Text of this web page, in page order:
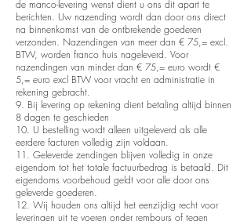
de manco-levering wenst dient u ons dit apart te
berichten. Uw nazending wordt dan door ons direct
na binnenkomst van de ontbrekende goederen
verzonden. Nazendingen van meer dan € 75,= excl.
BTW, worden franco huis nageleverd. Voor
nazendingen van minder dan € 75,= euro wordt €
5,= euro excl BTW voor vracht en administratie in
rekening gebracht.
9. Bij levering op rekening dient betaling altijd binnen
8 dagen te geschieden
10. U bestelling wordt alleen uitgeleverd als alle
eerdere facturen volledig zijn voldaan.
11. Geleverde zendingen blijven volledig in onze
eigendom tot het totale factuurbedrag is betaald. Dit
eigendoms voorbehoud geldt voor alle door ons
geleverde goederen.
12. Wij houden ons altijd het eenzijdig recht voor
leveringen uit te voeren onder rembours of tegen